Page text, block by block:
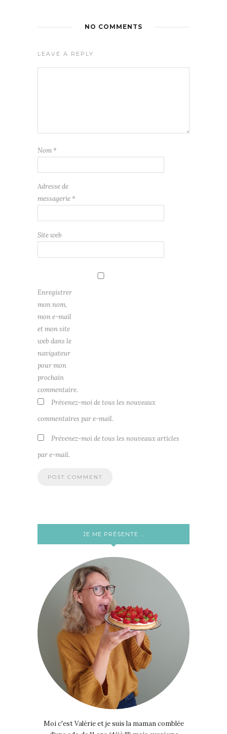
NO COMMENTS
LEAVE A REPLY
Nom *
Adresse de
messagerie *
Site web
Enregistrer
mon nom,
mon e-mail
et mon site
web dans le
navigateur
pour mon
prochain
commentaire.
Prévenez-moi de tous les nouveaux
commentaires par e-mail.
Prévenez-moi de tous les nouveaux articles
par e-mail.
JE ME PRÉSENTE …
Moi c'est Valérie et je suis la maman comblée